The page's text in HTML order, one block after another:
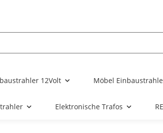
12Volt Möbel
Elektronische Trafos